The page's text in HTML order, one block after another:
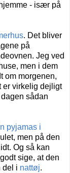
- især på
. Det bliver
på
Jeg ved
men i dem
om morgenen,
er virkelig dejligt
sådan
pyjamas i
men på den
Og så kan
sige, at den
del i nattøj.